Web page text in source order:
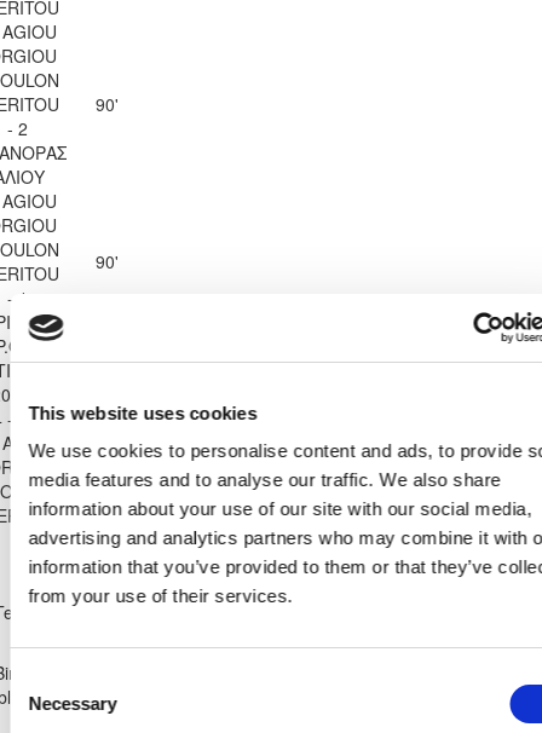
This website uses cookies
We use cookies to personalise content and ads, to provide
media features and to analyse our traffic. We also share
information about your use of our site with our social media,
advertising and analytics partners who may combine it with
information that you’ve provided to them or that they’ve
from your use of their services.
Consent
Selection
Necessary
- 2
90'
- 1
90'
0
AEN AGIOU
GEORGIOU
ACHERITOU
Shirt Number
9